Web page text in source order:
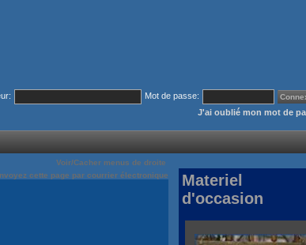
Mot de passe:
J'ai oublié mon mot de
Voir/Cacher menus de droite
cette page par courrier électronique
Materiel
d'occasion